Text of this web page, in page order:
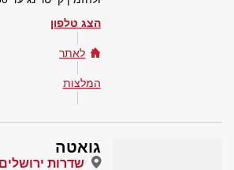
הצג טלפון
לאתר
המלצות
גואטה